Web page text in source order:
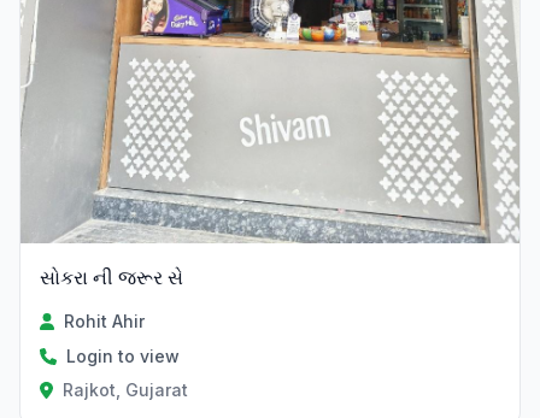
સોકરા ની જરૂર સે
Rohit Ahir
Login to view
Rajkot, Gujarat